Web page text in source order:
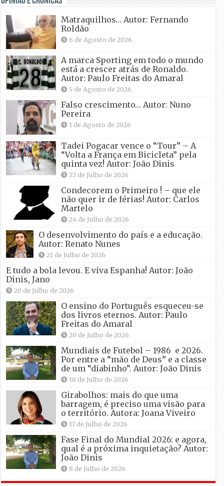
Matraquilhos… Autor: Fernando
Roldão
6 de Agosto de 2026
A marca Sporting em todo o mundo
está a crescer atrás de Ronaldo.
Autor: Paulo Freitas do Amaral
5 de Agosto de 2026
Falso crescimento… Autor: Nuno
Pereira
1 de Agosto de 2026
Tadei Pogacar vence o “Tour” – A
“Volta a França em Bicicleta” pela
quinta vez! Autor: João Dinis
27 de Julho de 2026
Condecorem o Primeiro ! – que ele
não quer ir de férias! Autor: Carlos
Martelo
24 de Julho de 2026
O desenvolvimento do país e a educação.
Autor: Renato Nunes
21 de Julho de 2026
E tudo a bola levou. E viva Espanha! Autor: João
Dinis, Jano
20 de Julho de 2026
O ensino do Português esqueceu-se
dos livros eternos. Autor: Paulo
Freitas do Amaral
20 de Julho de 2026
Mundiais de Futebol – 1986 e 2026.
Por entre a “mão de Deus” e a classe
de um “diabinho”. Autor: João Dinis
18 de Julho de 2026
Girabolhos: mais do que uma
barragem, é preciso uma visão para
o território. Autora: Joana Viveiro
17 de Julho de 2026
Fase Final do Mundial 2026: e agora,
qual é a próxima inquietação? Autor:
João Dinis
8 de Julho de 2026